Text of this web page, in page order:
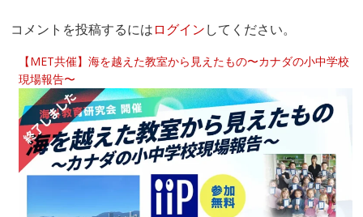
コメントを投稿するにはログインしてください。
【MET共催】海を越えた教室から見えたもの〜カナダの小中学校
現場報告〜